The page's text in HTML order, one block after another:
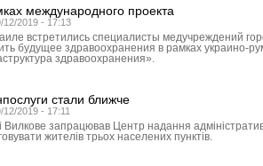
международного проекта
12/2019 - 17:13
встретились специалисты медучреждений
будущее здравоохранения в рамках украино-
здравоохранения».
стали ближче
12/2019 - 17:11
Вилкове запрацював Центр надання
жителів трьох населених пунктів.